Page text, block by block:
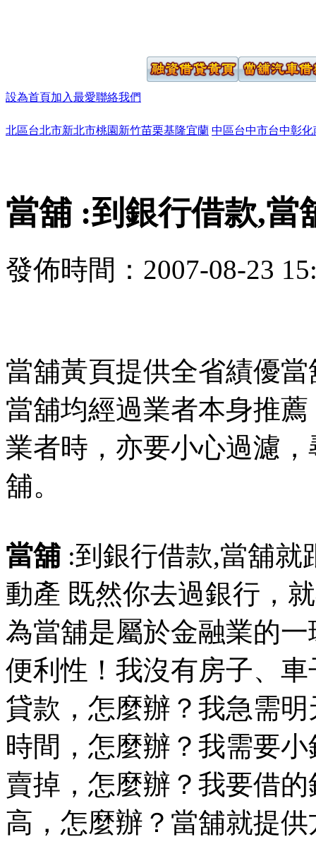
設為首頁加入最愛聯絡我們
北區台北市新北市桃園 新竹苗栗基隆宜蘭 中區台中市台中彰化
當舖 :到銀行借款,當
發佈時間：2007-08-23
當舖黃頁提供全省績優
當舖均經過業者本身推
業者時，亦要小心過濾
舖。
當舖 :到銀行借款,當舖就
動產 既然你去過銀行，
為當舖是屬於金融業的
便利性！我沒有房子、
貸款，怎麼辦？我急需
時間，怎麼辦？我需要
賣掉，怎麼辦？我要借
高，怎麼辦？當舖就提